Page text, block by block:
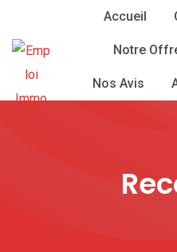
content
Accueil
Notre
Nos Avis